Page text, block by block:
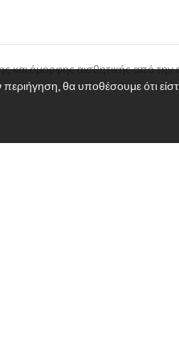
όμορφης αισθητικής από την
θα υποθέσουμε ότι